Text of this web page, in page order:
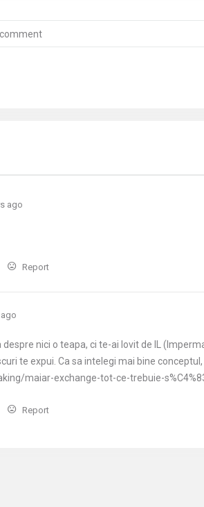
ago
Report
nici o teapa, ci te-ai lovit de IL
te expui. Ca sa intelegi mai bine
maiar-exchange-tot-ce-trebuie-
Report